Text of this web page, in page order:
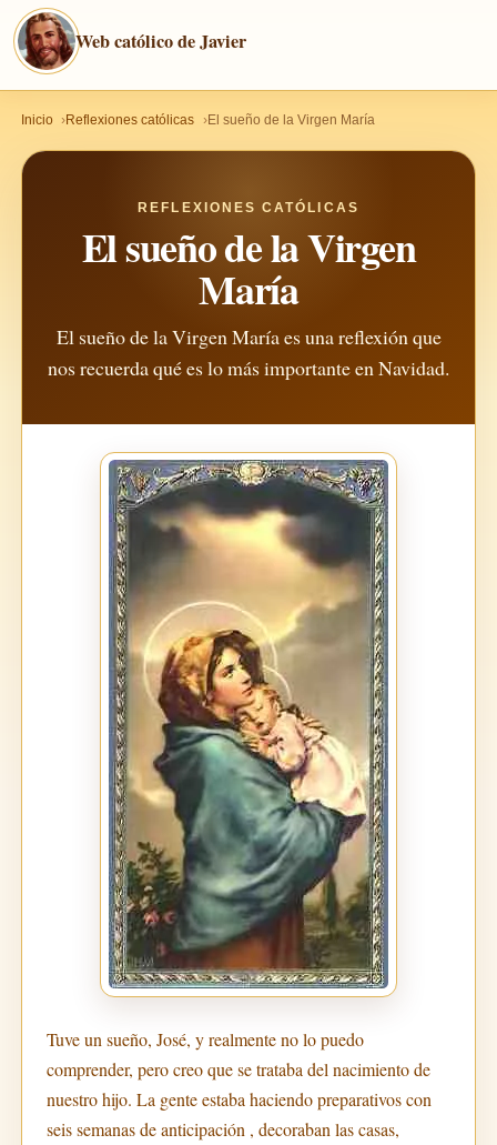
Web católico de Javier
Inicio Reflexiones católicas El sueño de la Virgen María
REFLEXIONES CATÓLICAS
El sueño de la Virgen
María
El sueño de la Virgen María es una reflexión que
nos recuerda qué es lo más importante en Navidad.
Tuve un sueño, José, y realmente no lo puedo
comprender, pero creo que se trataba del nacimiento de
nuestro hijo. La gente estaba haciendo preparativos con
seis semanas de anticipación , decoraban las casas,